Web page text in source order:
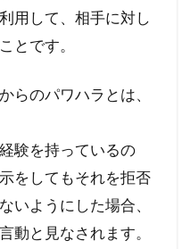
用して、相手に対し
とです。
らのパワハラとは、
験を持っているの
をしてもそれを拒否
いようにした場合、
動と見なされます。